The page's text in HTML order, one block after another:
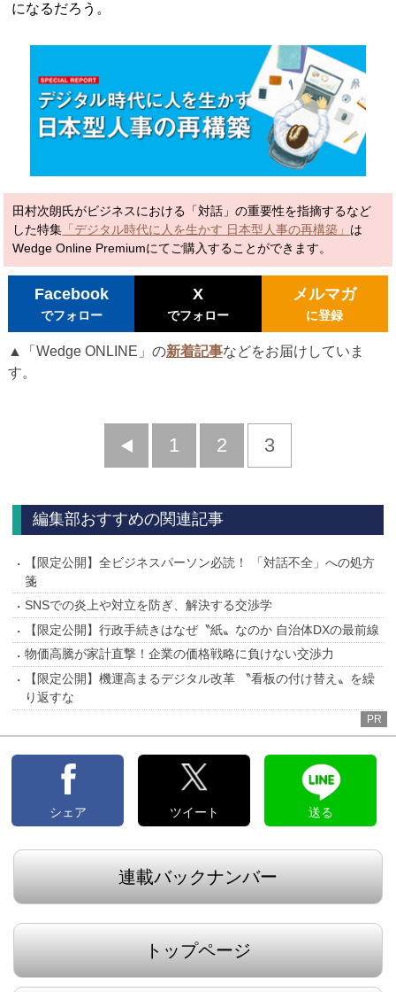
になるだろう。
田村次朗氏がビジネスにおける「対話」の重要性を指摘するなど
した特集 「デジタル時代に人を生かす 日本型人事の再構築」 は
Wedge Online Premiumにてご購入することができます。
Facebook
でフォロー
X
でフォロー
メルマガ
に登録
▲「Wedge ONLINE」の新着記事などをお届けしていま
す。
前
1 2 3
編集部おすすめの関連記事
【限定公開】全ビジネスパーソン必読！ 「対話不全」への処方
箋
SNSでの炎上や対立を防ぎ、解決する交渉学
【限定公開】行政手続きはなぜ〝紙〟なのか 自治体DXの最前線
物価高騰が家計直撃！企業の価格戦略に負けない交渉力
【限定公開】機運高まるデジタル改革 〝看板の付け替え〟を繰
り返すな
PR
シェア ツイート 送る
連載バックナンバー
トップページ